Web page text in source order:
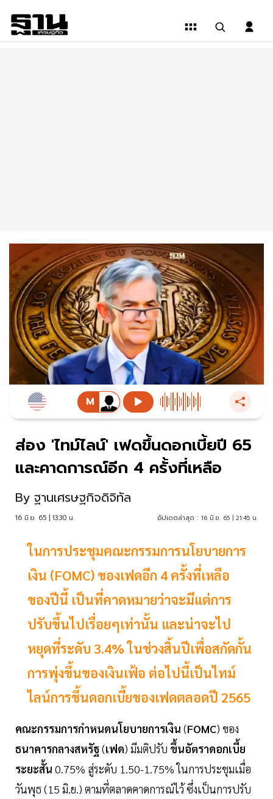
ส่อง 'ไทม์ไลน์' เฟดขึ้นดอกเบี้ยปี 65
และคาดการณ์อีก 4 ครั้งที่เหลือ
By ฐานเศรษฐกิจดิจิทัล
16 มิ.ย. 65 | 13:30 น. อัปเดตล่าสุด : 16 มิ.ย. 65 | 21:45 น.
ในการประชุมคณะกรรมการนโยบายการ
เงิน (FOMC) ของเฟดอีก 4 ครั้งที่เหลือ
ของปีนี้ เป็นที่คาดหมายว่าจะมีแต่การ
ปรับขึ้นไปเรื่อยๆเท่านั้น และน่าจะไป
หยุดที่ระดับ 3.4% ในช่วงสิ้นปีเพื่อสกัดกั้น
การพุ่งขึ้นของเงินเฟ้อ ต่อไปนี้เป็นไทม์
ไลน์การขึ้นดอกเบี้ยของเฟดตลอดปี 2565
คณะกรรมการกำหนดนโยบายการเงิน (FOMC) ของ
ธนาคารกลางสหรัฐ(เฟด) มีมติปรับ ขึ้นอัตราดอกเบี้ย
ระยะสั้น 0.75% สู่ระดับ 1.50-1.75% ในการประชุมเมื่อ
วันพุธ (15 มิ.ย.) ตามที่ตลาดคาดการณ์ไว้ ซึ่งเป็นการปรับ